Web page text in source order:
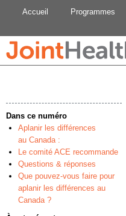
Accueil Programmes
Dans ce numéro
Aplanir les différences
au Canada :
Le comité ACE recommande
Questions & réponses
Que pouvez-vous faire pour
aplanir les différences au
Canada ?